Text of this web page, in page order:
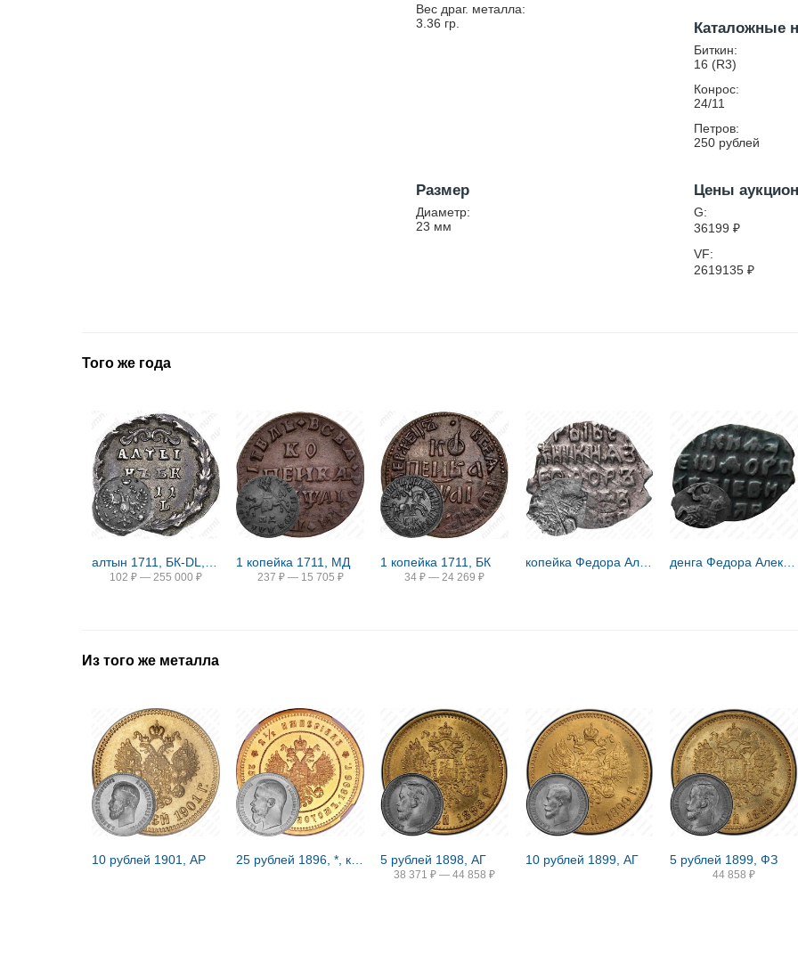
Вес драг. металла:
3.36 гр. Каталожные
Биткин:
16 (R3)
Конрос:
24/11
Петров:
250 рублей
Размер
Диаметр:
23 мм
Цены
G:
36199 ₽
VF:
2619135 ₽
Того же года
102 ₽ — 255 000 ₽
1 копейка 1711, МД
237 ₽ — 15 705 ₽
1 копейка 1711, БК
34 ₽ — 24 269 ₽
копейка Федора Алексеевича 1676-1782, о/М [Москва] денга Федора Алексеевича 1676-1782, всадник вправо
Из того же металла
10 рублей 1901, АР 5 рублей 1898, АГ
38 371 ₽ — 44 858 ₽
10 рублей 1899, АГ 5 рублей 1899, ФЗ
44 858 ₽